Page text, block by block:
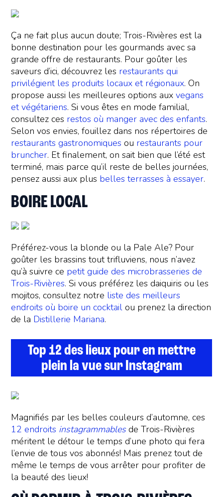
Ça ne fait plus aucun doute; Trois-Rivières est la
bonne destination pour les gourmands avec sa
grande offre de restaurants. Pour goûter les
saveurs d’ici, découvrez les restaurants qui
privilégient les produits locaux et régionaux. On
propose aussi les meilleures options auxvegans
et végétariens. Si vous êtes en mode familial,
consultez ces restos où manger avec des enfants.
Selon vos envies, fouillez dans nos répertoires de
restaurants gastronomiques ou restaurants pour
bruncher. Et finalement, on sait bien que l’été est
terminé, mais parce qu’il reste de belles journées,
pensez aussi aux plus belles terrasses à essayer.
BOIRE LOCAL
Préférez-vous la blonde ou la Pale Ale? Pour
goûter les brassins tout trifluviens, nous n’avez
qu’à suivre ce petit guide des microbrasseries de
Trois-Rivières. Si vous préférez les daiquiris ou les
mojitos, consultez notre liste des meilleurs
endroits où boire un cocktail ou prenez la direction
de la Distillerie Mariana.
Top 12 des lieux pour en mettre
plein la vue sur Instagram
Magnifiés par les belles couleurs d’automne, ces
12 endroits instagrammables de Trois-Rivières
méritent le détour le temps d’une photo qui fera
l’envie de tous vos abonnés! Mais prenez tout de
même le temps de vous arrêter pour profiter de
la beauté des lieux!